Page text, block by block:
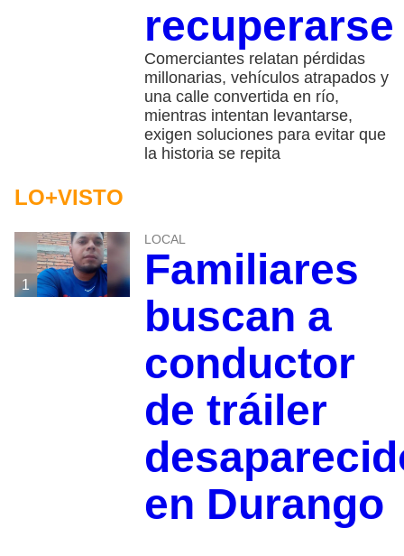
recuperarse
Comerciantes relatan pérdidas
millonarias, vehículos atrapados y
una calle convertida en río,
mientras intentan levantarse,
exigen soluciones para evitar que
la historia se repita
LO+VISTO
1
LOCAL
Familiares
buscan a
conductor
de tráiler
en Durango